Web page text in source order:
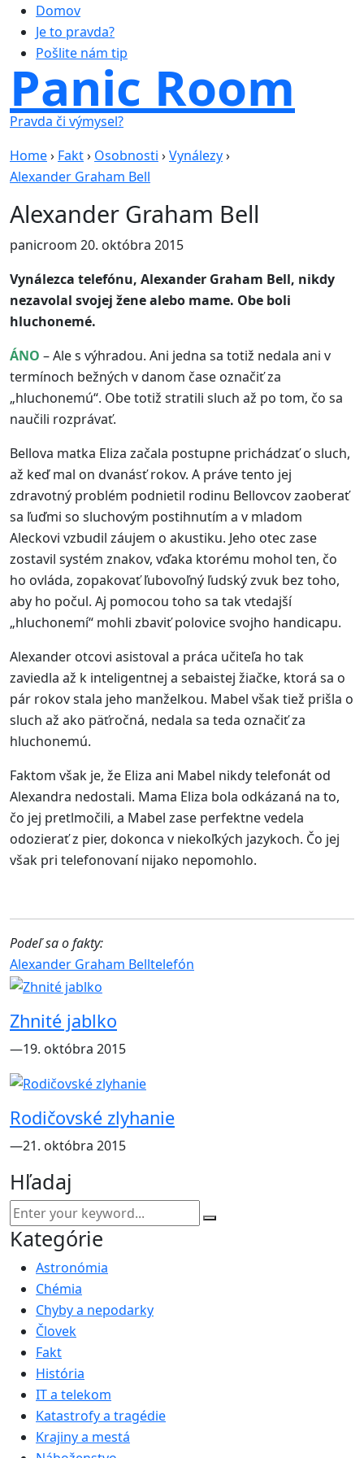
Domov
Je to pravda?
Pošlite nám tip
Panic Room
Pravda či výmysel?
Home› Fakt› Osobnosti ›Vynálezy›
Alexander Graham Bell
Alexander Graham Bell
panicroom 20. októbra 2015
Vynálezca telefónu, Alexander Graham Bell, nikdy
nezavolal svojej žene alebo mame. Obe boli
hluchonemé.
ÁNO – Ale s výhradou. Ani jedna sa totiž nedala ani v
termínoch bežných v danom čase označiť za
„hluchonemú“. Obe totiž stratili sluch až po tom, čo sa
naučili rozprávať.
Bellova matka Eliza začala postupne prichádzať o sluch,
až keď mal on dvanásť rokov. A práve tento jej
zdravotný problém podnietil rodinu Bellovcov zaoberať
sa ľuďmi so sluchovým postihnutím a v mladom
Aleckovi vzbudil záujem o akustiku. Jeho otec zase
zostavil systém znakov, vďaka ktorému mohol ten, čo
ho ovláda, zopakovať ľubovoľný ľudský zvuk bez toho,
aby ho počul. Aj pomocou toho sa tak vtedajší
„hluchonemí“ mohli zbaviť polovice svojho handicapu.
Alexander otcovi asistoval a práca učiteľa ho tak
zaviedla až k inteligentnej a sebaistej žiačke, ktorá sa o
pár rokov stala jeho manželkou. Mabel však tiež prišla o
sluch až ako päťročná, nedala sa teda označiť za
hluchonemú.
Faktom však je, že Eliza ani Mabel nikdy telefonát od
Alexandra nedostali. Mama Eliza bola odkázaná na to,
čo jej pretlmočili, a Mabel zase perfektne vedela
odozierať z pier, dokonca v niekoľkých jazykoch. Čo jej
však pri telefonovaní nijako nepomohlo.
Podeľ sa o fakty:
Alexander Graham Belltelefón
Zhnité jablko
―19. októbra 2015
Rodičovské zlyhanie
―21. októbra 2015
Hľadaj
Kategórie
Astronómia
Chémia
Chyby a nepodarky
Človek
Fakt
História
IT a telekom
Katastrofy a tragédie
Krajiny a mestá